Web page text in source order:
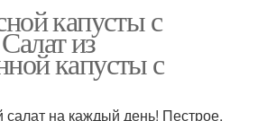
капусты с
из
капусты с
на каждый день! Пестрое,